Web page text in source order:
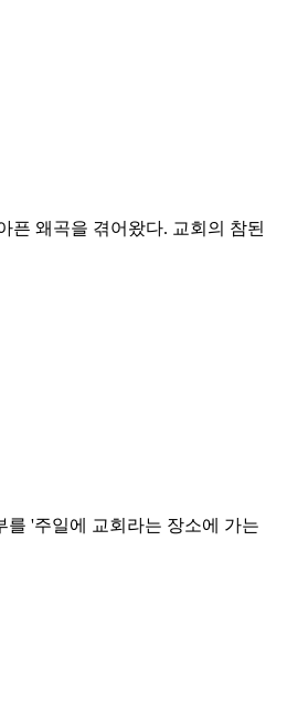
픈 왜곡을 겪어왔다. 교회의 참된
'주일에 교회라는 장소에 가는